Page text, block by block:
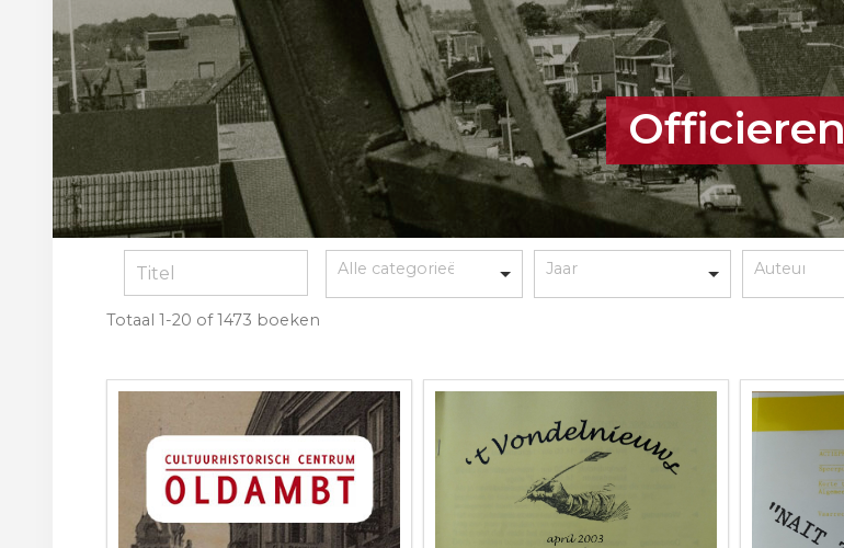
Officieren
Totaal 1-20 of 1473 boeken